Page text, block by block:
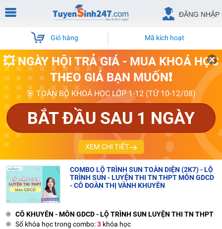
ĐĂNG NHẬP
Giỏ hàng Mã kích hoạt
💥 NGÀY HỘI TRẢ GIÁ - MUA KHOÁ HỌC
THEO GIÁ BẠN MUỐN❗
🎯 TOÀN BỘ KHOÁ HỌC LỚP 1-12 (TỪ 10-12/08)
BẮT ĐẦU SAU 1 NGÀY
XEM CHI TIẾT
COMBO LỘ TRÌNH SUN TOÀN DIỆN (2K7) - LỘ
TRÌNH SUN - LUYỆN THI TN THPT MÔN GDCD
- CÔ ĐOÀN THỊ VÀNH KHUYÊN
CÔ KHUYÊN - MÔN GDCD - LỘ TRÌNH SUN LUYỆN THI TN THPT
Số khóa học trong combo:3 khóa học